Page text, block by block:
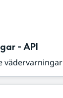
- API
vädervarningar